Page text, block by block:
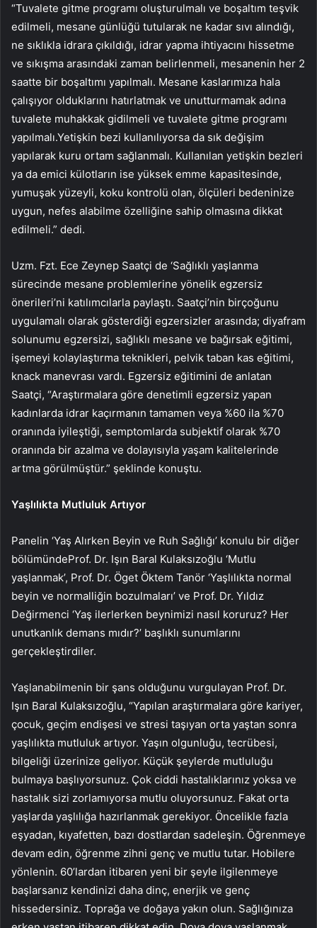
“Tuvalete gitme programı oluşturulmalı ve boşaltım teşvik
edilmeli, mesane günlüğü tutularak ne kadar sıvı alındığı,
ne sıklıkla idrara çıkıldığı, idrar yapma ihtiyacını hissetme
ve sıkışma arasındaki zaman belirlenmeli, mesanenin her 2
saatte bir boşaltımı yapılmalı. Mesane kaslarımıza hala
çalışıyor olduklarını hatırlatmak ve unutturmamak adına
tuvalete muhakkak gidilmeli ve tuvalete gitme programı
yapılmalı.Yetişkin bezi kullanılıyorsa da sık değişim
yapılarak kuru ortam sağlanmalı. Kullanılan yetişkin bezleri
ya da emici külotların ise yüksek emme kapasitesinde,
yumuşak yüzeyli, koku kontrolü olan, ölçüleri bedeninize
uygun, nefes alabilme özelliğine sahip olmasına dikkat
edilmeli.” dedi.
Uzm. Fzt. Ece Zeynep Saatçi de ‘Sağlıklı yaşlanma
sürecinde mesane problemlerine yönelik egzersiz
önerileri’ni katılımcılarla paylaştı. Saatçi’nin birçoğunu
uygulamalı olarak gösterdiği egzersizler arasında; diyafram
solunumu egzersizi, sağlıklı mesane ve bağırsak eğitimi,
işemeyi kolaylaştırma teknikleri, pelvik taban kas eğitimi,
knack manevrası vardı. Egzersiz eğitimini de anlatan
Saatçi, “Araştırmalara göre denetimli egzersiz yapan
kadınlarda idrar kaçırmanın tamamen veya %60 ila %70
oranında iyileştiği, semptomlarda subjektif olarak %70
oranında bir azalma ve dolayısıyla yaşam kalitelerinde
artma görülmüştür.” şeklinde konuştu.
Yaşlılıkta Mutluluk Artıyor
Panelin ‘Yaş Alırken Beyin ve Ruh Sağlığı’ konulu bir diğer
bölümündeProf. Dr. Işın Baral Kulaksızoğlu ‘Mutlu
yaşlanmak’, Prof. Dr. Öget Öktem Tanör ‘Yaşlılıkta normal
beyin ve normalliğin bozulmaları’ ve Prof. Dr. Yıldız
Değirmenci ‘Yaş ilerlerken beynimizi nasıl koruruz? Her
unutkanlık demans mıdır?’ başlıklı sunumlarını
gerçekleştirdiler.
Yaşlanabilmenin bir şans olduğunu vurgulayan Prof. Dr.
Işın Baral Kulaksızoğlu, “Yapılan araştırmalara göre kariyer,
çocuk, geçim endişesi ve stresi taşıyan orta yaştan sonra
yaşlılıkta mutluluk artıyor. Yaşın olgunluğu, tecrübesi,
bilgeliği üzerinize geliyor. Küçük şeylerde mutluluğu
bulmaya başlıyorsunuz. Çok ciddi hastalıklarınız yoksa ve
hastalık sizi zorlamıyorsa mutlu oluyorsunuz. Fakat orta
yaşlarda yaşlılığa hazırlanmak gerekiyor. Öncelikle fazla
eşyadan, kıyafetten, bazı dostlardan sadeleşin. Öğrenmeye
devam edin, öğrenme zihni genç ve mutlu tutar. Hobilere
yönlenin. 60’lardan itibaren yeni bir şeyle ilgilenmeye
başlarsanız kendinizi daha dinç, enerjik ve genç
hissedersiniz. Toprağa ve doğaya yakın olun. Sağlığınıza